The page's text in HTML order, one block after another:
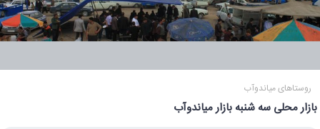
روستاهای میاندوآب
بازار محلی سه شنبه بازار میاندوآب